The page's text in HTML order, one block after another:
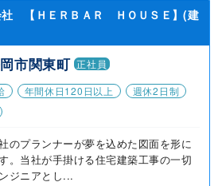
社 【ＨＥＲＢＡＲ ＨＯＵＳＥ】(建
市関東町 正社員
年間休日120日以上
週休2日制
のプランナーが夢を込めた図面を形に
。当社が手掛ける住宅建築工事の一切
ジニアとし...